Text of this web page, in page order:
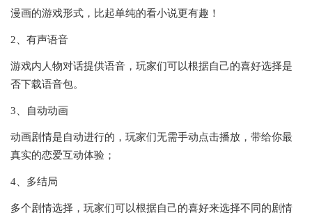
漫画的游戏形式，比起单纯的看小说更有趣！
2、有声语音
游戏内人物对话提供语音，玩家们可以根据自己的喜好选择是
否下载语音包。
3、自动动画
动画剧情是自动进行的，玩家们无需手动点击播放，带给你最
真实的恋爱互动体验；
4、多结局
多个剧情选择，玩家们可以根据自己的喜好来选择不同的剧情